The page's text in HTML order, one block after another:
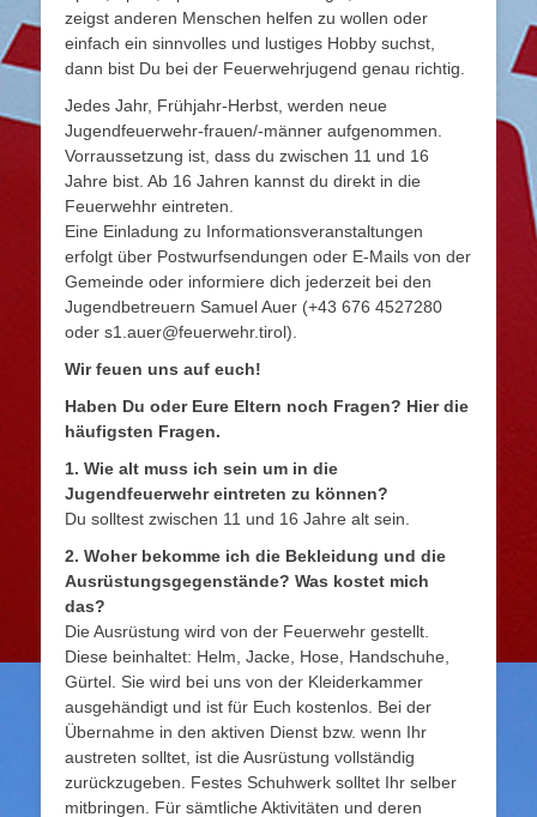
zeigst anderen Menschen helfen zu wollen oder
einfach ein sinnvolles und lustiges Hobby suchst,
dann bist Du bei der Feuerwehrjugend genau richtig.
Jedes Jahr, Frühjahr-Herbst, werden neue
Jugendfeuerwehr-frauen/-männer aufgenommen.
Vorraussetzung ist, dass du zwischen 11 und 16
Jahre bist. Ab 16 Jahren kannst du direkt in die
Feuerwehhr eintreten.
Eine Einladung zu Informationsveranstaltungen
erfolgt über Postwurfsendungen oder E-Mails von der
Gemeinde oder informiere dich jederzeit bei den
Jugendbetreuern Samuel Auer (+43 676 4527280
oder s1.auer@feuerwehr.tirol).
Wir feuen uns auf euch!
Haben Du oder Eure Eltern noch Fragen? Hier die
häufigsten Fragen.
1. Wie alt muss ich sein um in die
Jugendfeuerwehr eintreten zu können?
Du solltest zwischen 11 und 16 Jahre alt sein.
2. Woher bekomme ich die Bekleidung und die
Ausrüstungsgegenstände? Was kostet mich
das?
Die Ausrüstung wird von der Feuerwehr gestellt.
Diese beinhaltet: Helm, Jacke, Hose, Handschuhe,
Gürtel. Sie wird bei uns von der Kleiderkammer
ausgehändigt und ist für Euch kostenlos. Bei der
Übernahme in den aktiven Dienst bzw. wenn Ihr
austreten solltet, ist die Ausrüstung vollständig
zurückzugeben. Festes Schuhwerk solltet Ihr selber
mitbringen. Für sämtliche Aktivitäten und deren